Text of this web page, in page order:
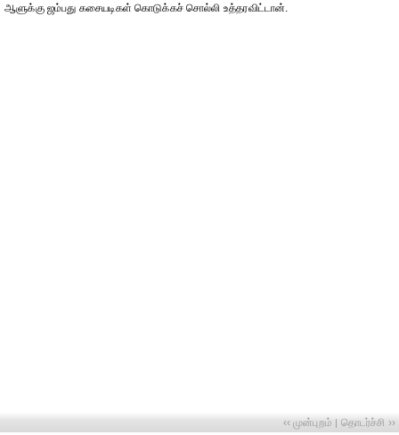
ஆளுக்கு ஜம்பது கசையடிகள் கொடுக்கச் சொல்லி உத்தரவிட்டான்.
‹‹ முன்புறம் | தொடர்ச்சி ››